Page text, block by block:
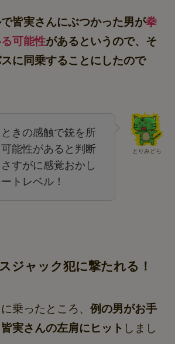
皆実さんにぶつかった男が拳
可能性があるというので、そ
に同乗することにしたので
とりみどら
きの感触で銃を所
能性があると判断
すがに感覚おかし
トレベル！
ジャック犯に撃たれる！
乗ったところ、 例の男がお手
実さんの左肩にヒット しまし